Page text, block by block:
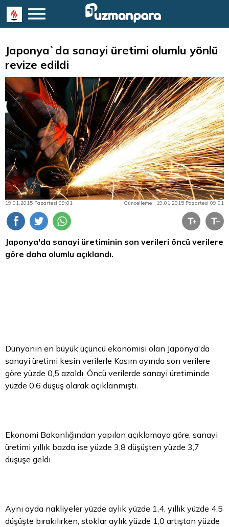
Japonya`da sanayi üretimi olumlu yönlü
revize edildi
19.01.2015 Pazartesi 09:01 Güncelleme : 19.01.2015 Pazartesi 09:01
Japonya'da sanayi üretiminin son verileri öncü verilere
göre daha olumlu açıklandı.
Dünyanın en büyük üçüncü ekonomisi olan Japonya'da
sanayi üretimi kesin verilerle Kasım ayında son verilere
göre yüzde 0,5 azaldı. Öncü verilerde sanayi üretiminde
yüzde 0,6 düşüş olarak açıklanmıştı.
Ekonomi Bakanlığından yapılan açıklamaya göre, sanayi
üretimi yıllık bazda ise yüzde 3,8 düşüşten yüzde 3,7
düşüşe geldi.
Aynı ayda nakliyeler yüzde aylık yüzde 1,4, yıllık yüzde 4,5
düşüşte bırakılırken, stoklar aylık yüzde 1,0 artıştan yüzde